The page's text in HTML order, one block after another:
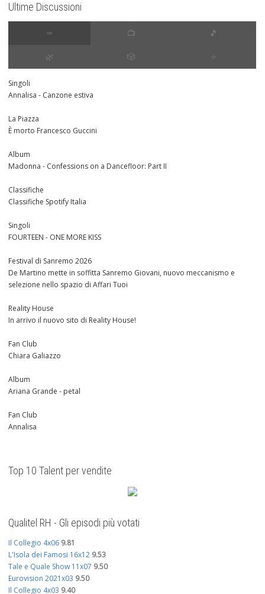
Ultime Discussioni
∞ 📺 🎵
🌿 🎲 ⭐️
Singoli
Annalisa - Canzone estiva
La Piazza
È morto Francesco Guccini
Album
Madonna - Confessions on a Dancefloor: Part II
Classifiche
Classifiche Spotify Italia
Singoli
FOURTEEN - ONE MORE KISS
Festival di Sanremo 2026
De Martino mette in soffitta Sanremo Giovani, nuovo meccanismo e
selezione nello spazio di Affari Tuoi
Reality House
In arrivo il nuovo sito di Reality House!
Fan Club
Chiara Galiazzo
Album
Ariana Grande - petal
Fan Club
Annalisa
Top 10 Talent per vendite
Qualitel RH - Gli episodi più votati
Il Collegio 4x06 9.81
L'Isola dei Famosi 16x12 9.53
Tale e Quale Show 11x07 9.50
Eurovision 2021x03 9.50
Il Collegio 4x03 9.40